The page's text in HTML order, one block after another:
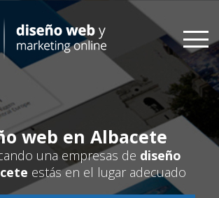
web en Albacete
una empresas de diseño
estás en el lugar adecuado